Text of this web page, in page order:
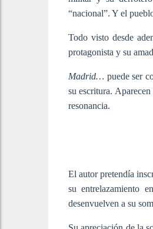
“nacional”. Y el
Todo visto desde
protagonista y su
Madrid… puede ser
su escritura.
resonancia.
El autor pretendía
su entrelazamiento
desenvuelven a su